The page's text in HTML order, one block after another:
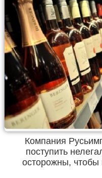
Компания
поступить
осторожны, чтобы